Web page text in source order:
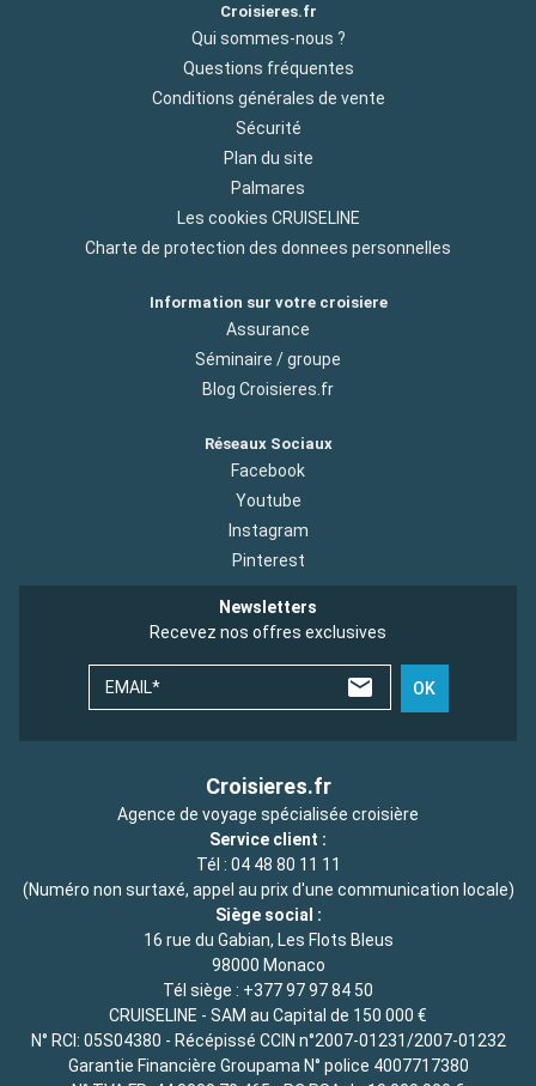
Croisieres.fr
Qui sommes-nous ?
Questions fréquentes
Conditions générales de vente
Sécurité
Plan du site
Palmares
Les cookies CRUISELINE
Charte de protection des donnees personnelles
Information sur votre croisiere
Assurance
Séminaire / groupe
Blog Croisieres.fr
Réseaux Sociaux
Facebook
Youtube
Instagram
Pinterest
Newsletters
Recevez nos offres exclusives
EMAIL* OK
Croisieres.fr
Agence de voyage spécialisée croisière
Service client :
Tél : 04 48 80 11 11
(Numéro non surtaxé, appel au prix d'une communication locale)
Siège social :
16 rue du Gabian, Les Flots Bleus
98000 Monaco
Tél siège : +377 97 97 84 50
CRUISELINE - SAM au Capital de 150 000 €
N° RCI: 05S04380 - Récépissé CCIN n°2007-01231/2007-01232
Garantie Financière Groupama N° police 4007717380